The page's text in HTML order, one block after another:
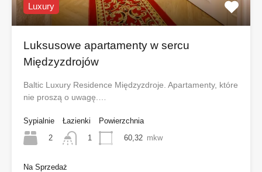
Luxury
Luksusowe apartamenty w sercu
Międzyzdrojów
Baltic Luxury Residence Międzyzdroje. Apartamenty, które
nie proszą o uwagę.…
Sypialnie
2
Łazienki
1
Powierzchnia
60,32 mkw
Na Sprzedaż